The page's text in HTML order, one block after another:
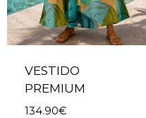
VESTIDO
PREMIUM
134.90€